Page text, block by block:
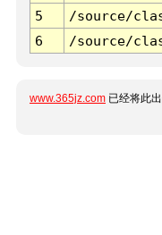
5
/source/
6
/source/
www.365jz.com 已经将此